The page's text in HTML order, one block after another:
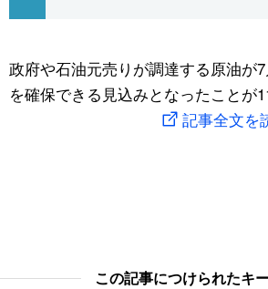
社会
文化
旅と暮らし
動画/Live
Images
暮らし
スポーツ・東京2020
政府や石油元売りが調達する原油が
を確保できる見込みとなったことが
記事全文を
この記事につけられたキ